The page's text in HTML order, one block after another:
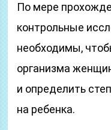
По мере
контрольные
необходимы,
организма
и определить
на ребенка.